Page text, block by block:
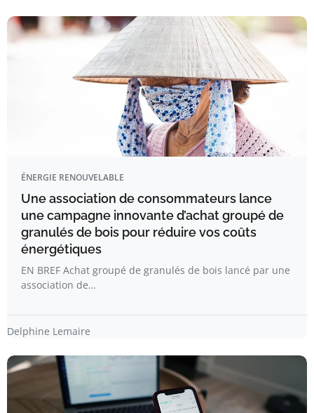
ÉNERGIE RENOUVELABLE
Une association de consommateurs lance
une campagne innovante d’achat groupé de
granulés de bois pour réduire vos coûts
énergétiques
EN BREF Achat groupé de granulés de bois lancé par une
association de…
Delphine Lemaire